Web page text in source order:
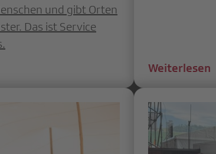
und gibt Orten
Das ist Service
Weiterlesen